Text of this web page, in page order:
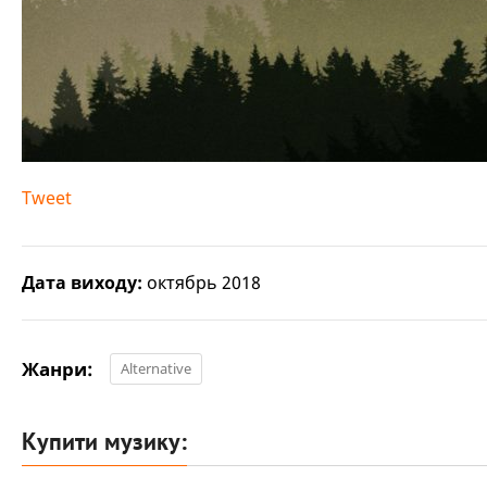
Tweet
Дата виходу: октябрь 2018
Жанри: Alternative
Купити музику: